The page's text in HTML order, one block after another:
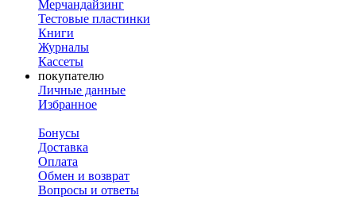
Мерчандайзинг
Тестовые пластинки
Книги
Журналы
Кассеты
покупателю
Личные данные
Избранное
Бонусы
Доставка
Оплата
Обмен и возврат
Вопросы и ответы